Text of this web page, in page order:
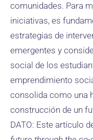
comunidades. Para
iniciativas, es
estrategias de
emergentes y
social de los
emprendimiento
consolida como una
construcción de un
DATO: Este artículo